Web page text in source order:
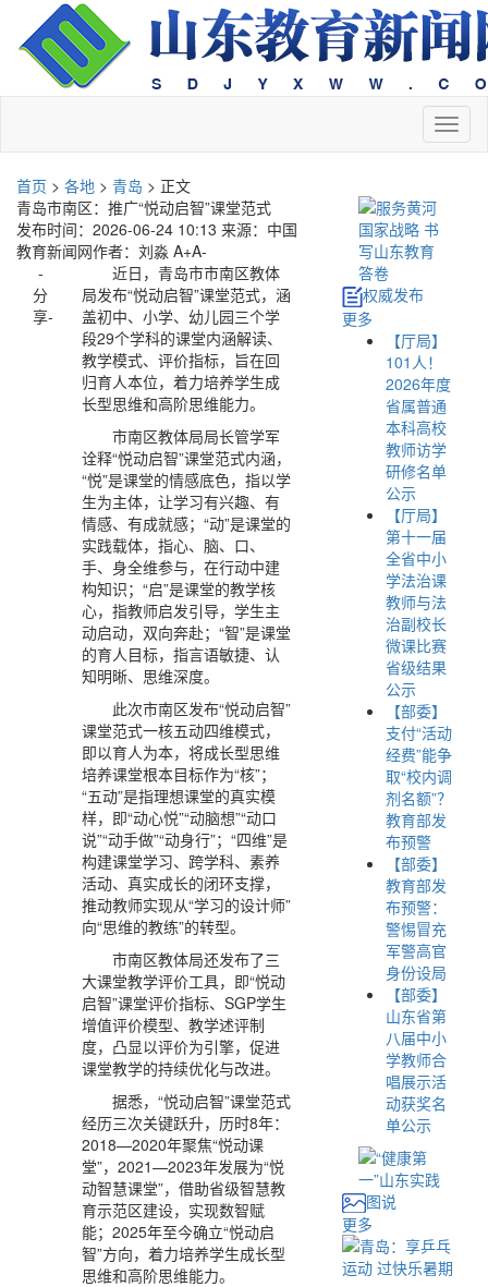
切
换
首页 > 各地 > 青岛 > 正文
青岛市南区：推广“悦动启智”课堂范式
发布时间：2026-06-24 10:13 来源：中国
教育新闻网作者：刘淼 A+A-
-
分
享-
近日，青岛市市南区教体
局发布“悦动启智”课堂范式，涵
盖初中、小学、幼儿园三个学
段29个学科的课堂内涵解读、
教学模式、评价指标，旨在回
归育人本位，着力培养学生成
长型思维和高阶思维能力。
市南区教体局局长管学军
诠释“悦动启智”课堂范式内涵，
“悦”是课堂的情感底色，指以学
生为主体，让学习有兴趣、有
情感、有成就感；“动”是课堂的
实践载体，指心、脑、口、
手、身全维参与，在行动中建
构知识；“启”是课堂的教学核
心，指教师启发引导，学生主
动启动，双向奔赴；“智”是课堂
的育人目标，指言语敏捷、认
知明晰、思维深度。
此次市南区发布“悦动启智”
课堂范式一核五动四维模式，
即以育人为本，将成长型思维
培养课堂根本目标作为“核”；
“五动”是指理想课堂的真实模
样，即“动心悦”“动脑想”“动口
说”“动手做”“动身行”；“四维”是
构建课堂学习、跨学科、素养
活动、真实成长的闭环支撑，
推动教师实现从“学习的设计师”
向“思维的教练”的转型。
市南区教体局还发布了三
大课堂教学评价工具，即“悦动
启智”课堂评价指标、SGP学生
增值评价模型、教学述评制
度，凸显以评价为引擎，促进
课堂教学的持续优化与改进。
据悉，“悦动启智”课堂范式
经历三次关键跃升，历时8年：
2018—2020年聚焦“悦动课
堂”，2021—2023年发展为“悦
动智慧课堂”，借助省级智慧教
育示范区建设，实现数智赋
能；2025年至今确立“悦动启
智”方向，着力培养学生成长型
思维和高阶思维能力。
权威发布
更多
【厅局】
101人！
2026年度
省属普通
本科高校
教师访学
研修名单
公示
【厅局】
第十一届
全省中小
学法治课
教师与法
治副校长
微课比赛
省级结果
公示
【部委】
支付“活动
经费”能争
取“校内调
剂名额”？
教育部发
布预警
【部委】
教育部发
布预警：
警惕冒充
军警高官
身份设局
【部委】
山东省第
八届中小
学教师合
唱展示活
动获奖名
单公示
图说
更多